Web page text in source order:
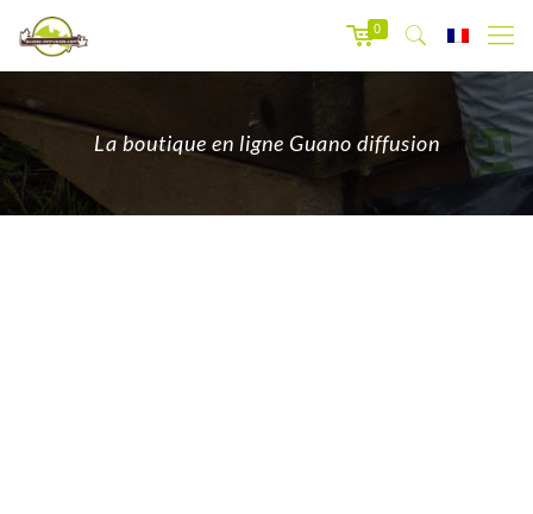
0
La boutique en ligne Guano diffusion